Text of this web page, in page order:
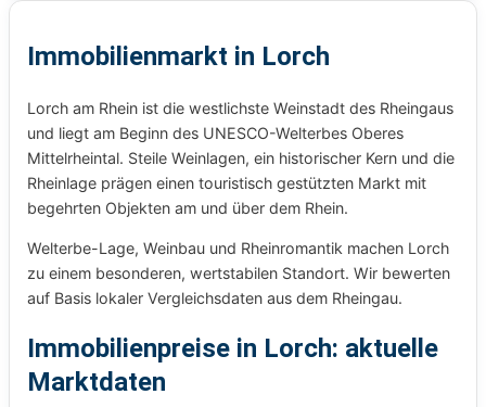
Immobilienmarkt in Lorch
Lorch am Rhein ist die westlichste Weinstadt des Rheingaus
und liegt am Beginn des UNESCO-Welterbes Oberes
Mittelrheintal. Steile Weinlagen, ein historischer Kern und die
Rheinlage prägen einen touristisch gestützten Markt mit
begehrten Objekten am und über dem Rhein.
Welterbe-Lage, Weinbau und Rheinromantik machen Lorch
zu einem besonderen, wertstabilen Standort. Wir bewerten
auf Basis lokaler Vergleichsdaten aus dem Rheingau.
Immobilienpreise in Lorch: aktuelle
Marktdaten